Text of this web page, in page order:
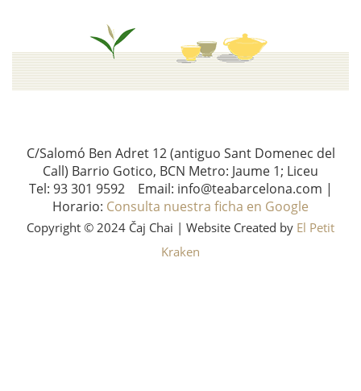
C/Salomó Ben Adret 12 (antiguo Sant Domenec del
Call) Barrio Gotico, BCN Metro: Jaume 1; Liceu
Tel: 93 301 9592 Email: info@teabarcelona.com |
Horario: Consulta nuestra ficha en Google
Copyright © 2024 Čaj Chai | Website Created by El Petit
Kraken